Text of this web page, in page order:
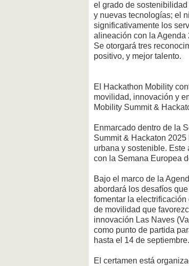
el grado de
y nuevas tecnologías; el
significativamente los
alineación con la Agenda
Se otorgará tres
positivo, y mejor talento.
El Hackathon Mobility
movilidad, innovación y
Mobility Summit &
Enmarcado dentro de la
Summit & Hackaton
urbana y sostenible. Este
con la Semana Europea
Bajo el marco de la
abordará los desafíos
fomentar la
de movilidad que
innovación Las Naves
como punto de partida
hasta el 14 de septiembre.
El certamen está